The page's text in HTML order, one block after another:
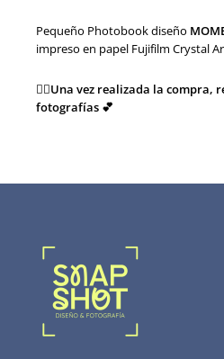
Pequeño Photobookdiseño
impreso en papel Fujifilm Crystal
👉🏻Una vez realizada la compra,
fotografías 💕